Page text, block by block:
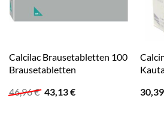
Calcilac Brausetabletten 100
Brausetabletten
46,96€ Ursprünglicher
43,13€Aktueller
30,39